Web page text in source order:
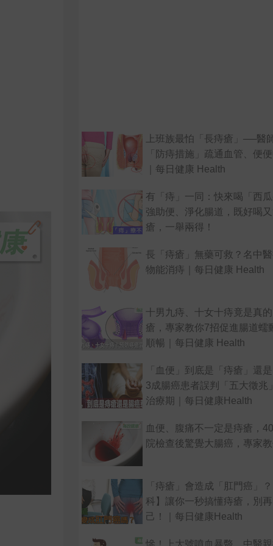
上班族最怕「長痔瘡」──醫
「防痔措施」疏通血管、便
｜每日健康 Health
有「痔」一同：快來喝「西
強助便、淨化腸道，既好喝
瘡，一舉兩得！
長「痔瘡」無藥可救？名中
物能消痔｜每日健康 Health
十男九痔、十女十痔竟是真
瘡，專家教你7招促進腸道蠕
順暢｜每日健康 Health
「血便」到底是「痔瘡」還
3成腸癌患者誤判「五大徵兆
治療期｜每日健康Health
血便、腹痛不一定是痔瘡，
院檢查後驚覺大腸癌，專家
「痔瘡」會造成「肛門癌」
科】讓你一秒搞懂痔瘡，別
己！｜每日健康Health
慘！上大號噴血暴斃，中醫